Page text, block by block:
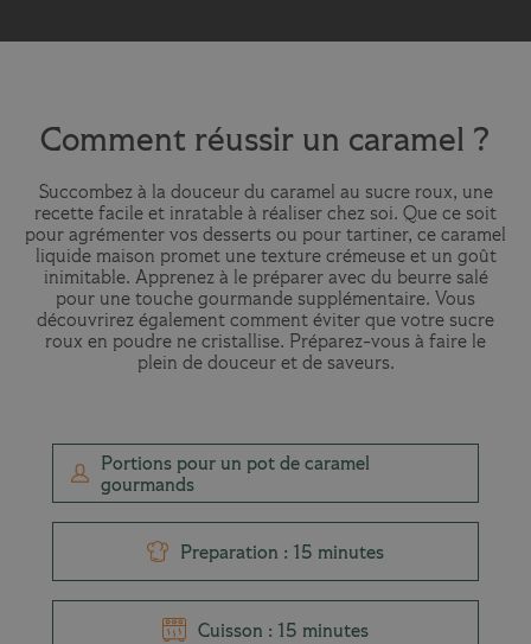
Comment réussir un caramel ?
Succombez à la douceur du caramel au sucre roux, une
recette facile et inratable à réaliser chez soi. Que ce soit
pour agrémenter vos desserts ou pour tartiner, ce caramel
liquide maison promet une texture crémeuse et un goût
inimitable. Apprenez à le préparer avec du beurre salé
pour une touche gourmande supplémentaire. Vous
découvrirez également comment éviter que votre sucre
roux en poudre ne cristallise. Préparez-vous à faire le
plein de douceur et de saveurs.
Portions pour un pot de caramel
gourmands
Preparation : 15 minutes
Cuisson : 15 minutes